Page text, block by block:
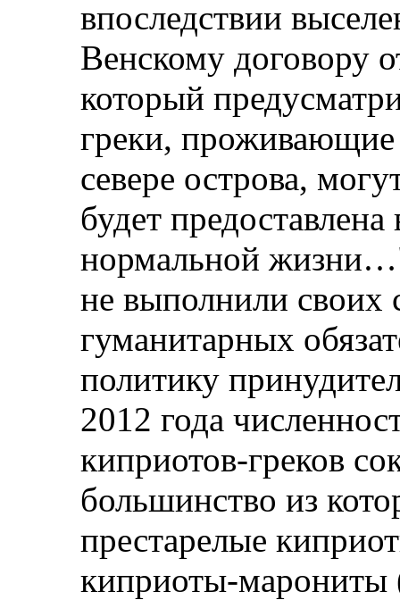
впоследствии
Венскому договору
который
греки, проживающие
севере острова,
будет
нормальной
не выполнили своих
гуманитарных
политику
2012 года
киприотов-греков
большинство из
престарелые
киприоты-марониты